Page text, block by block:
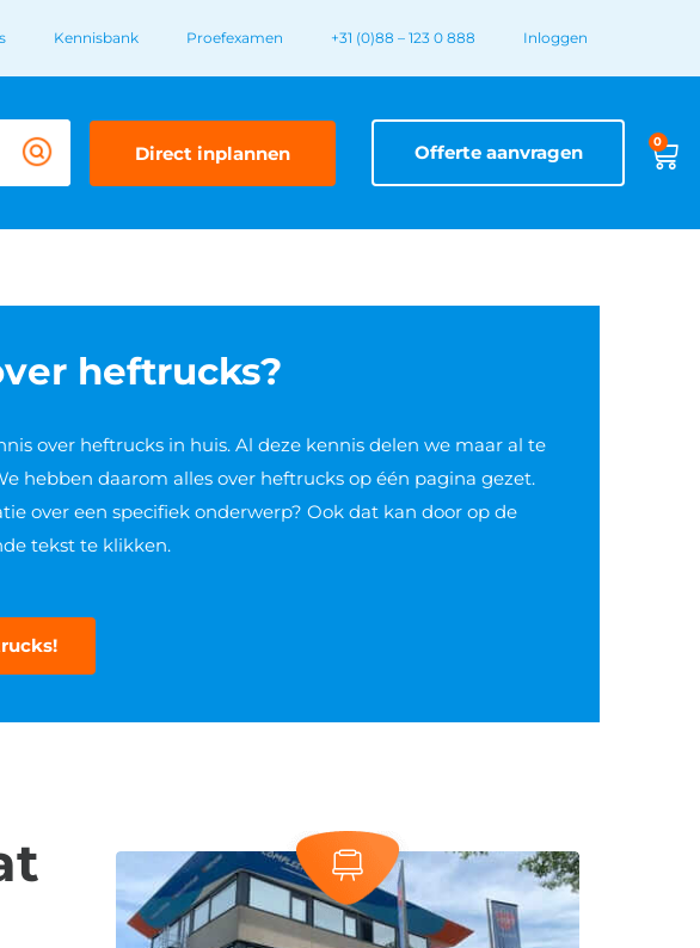
Kennisbank Proefexamen +31 (0)88 – 123 0 888 Inloggen
Direct inplannen Offerte aanvragen 0
heftrucks?
over heftrucks in huis. Al deze kennis delen we maar al te
hebben daarom alles over heftrucks op één pagina gezet.
over een specifiek onderwerp? Ook dat kan door op de
tekst te klikken.